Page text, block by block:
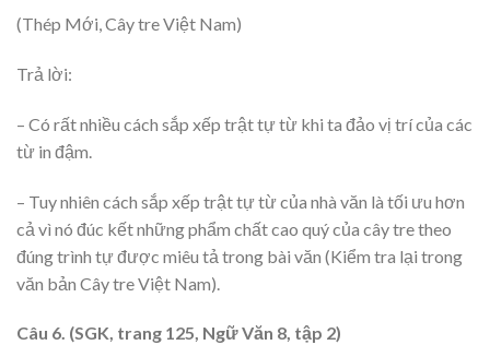
(Thép Mới, Cây tre Việt Nam)
Trả lời:
– Có rất nhiều cách sắp xếp trật tự từ khi ta đảo vị trí của các
từ in đậm.
– Tuy nhiên cách sắp xếp trật tự từ của nhà văn là tối ưu hơn
cả vì nó đúc kết những phẩm chất cao quý của cây tre theo
đúng trình tự được miêu tả trong bài văn (Kiểm tra lại trong
văn bản Cây tre Việt Nam).
Câu 6. (SGK, trang 125, Ngữ Văn 8, tập 2)